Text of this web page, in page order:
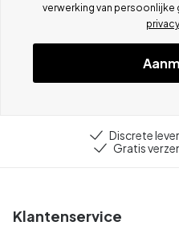
verwerking van persoonlijke
Discrete
Gratis
Klantenservice